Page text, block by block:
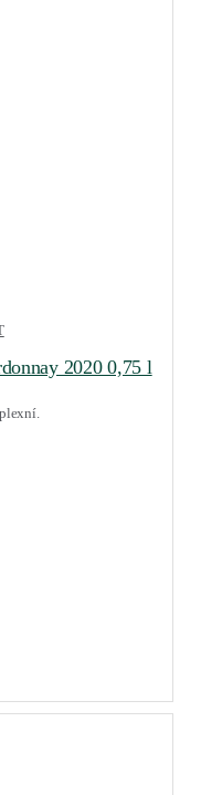
2020 0,75 l
2020 0,75 l množství